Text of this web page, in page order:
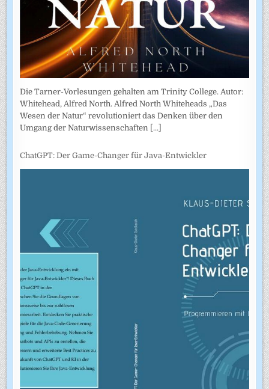
Die Tarner-Vorlesungen gehalten am Trinity College. Autor:
Whitehead, Alfred North. Alfred North Whiteheads „Das
Wesen der Natur“ revolutioniert das Denken über den
Umgang der Naturwissenschaften [...]
ChatGPT: Der Game-Changer für Java-Entwickler